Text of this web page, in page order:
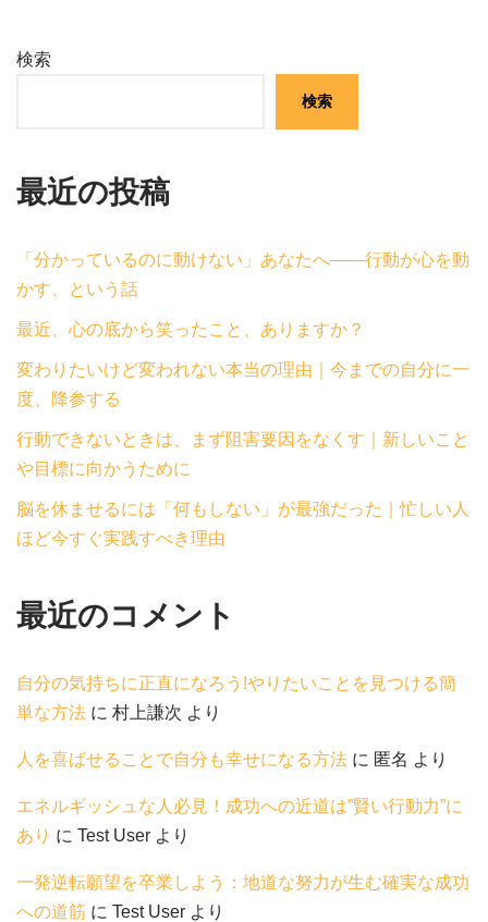
検索
検索
最近の投稿
「分かっているのに動けない」あなたへ——行動が心を動
かす、という話
最近、心の底から笑ったこと、ありますか？
変わりたいけど変われない本当の理由｜今までの自分に一
度、降参する
行動できないときは、まず阻害要因をなくす｜新しいこと
や目標に向かうために
脳を休ませるには「何もしない」が最強だった｜忙しい人
ほど今すぐ実践すべき理由
最近のコメント
自分の気持ちに正直になろう!やりたいことを見つける簡
単な方法 に 村上謙次 より
人を喜ばせることで自分も幸せになる方法 に 匿名 より
エネルギッシュな人必見！成功への近道は”賢い行動力”に
あり に Test User より
一発逆転願望を卒業しよう：地道な努力が生む確実な成功
への道筋 に Test User より